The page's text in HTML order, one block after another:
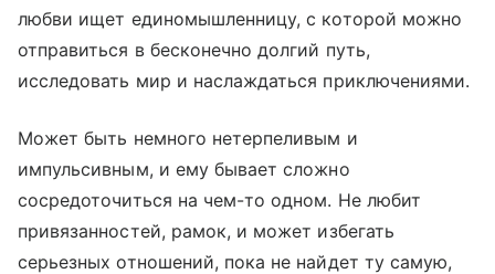
любви ищет единомышленницу, с которой можно
отправиться в бесконечно долгий путь,
исследовать мир и наслаждаться приключениями.
Может быть немного нетерпеливым и
импульсивным, и ему бывает сложно
сосредоточиться на чем-то одном. Не любит
привязанностей, рамок, и может избегать
серьезных отношений, пока не найдет ту самую,